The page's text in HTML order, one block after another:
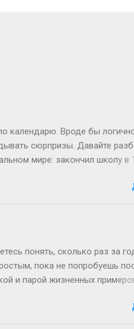
календарю. Вроде бы
сюрпризы. Давайте
мире: закончил школу в
— и теперь он первокурсник в
в хостеле на Бали, а теперь
в Германии вообще 13
Зато в Японии
понять, сколько раз за
пока не попробуешь
и парой жизненных
вопрошает: «А куда делся
Например, если 1 января —